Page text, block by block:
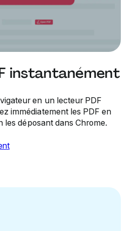
instantanément
en un lecteur PDF
immédiatement les PDF en
les déposant dans Chrome.